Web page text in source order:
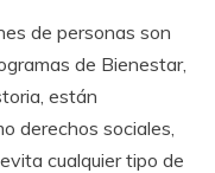
de personas son
de Bienestar,
están
derechos sociales,
cualquier tipo de